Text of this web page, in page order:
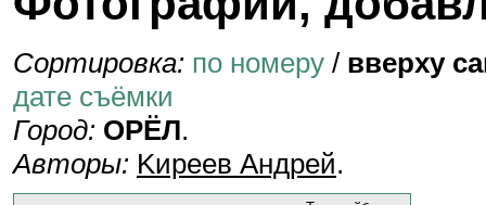
Сортировка: по номеру / вверху
дате съёмки
Город: ОРЁЛ.
Авторы: Kиpeeв Aндpeй.